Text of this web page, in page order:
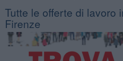
​Tutte le offerte di lavoro
Firenze